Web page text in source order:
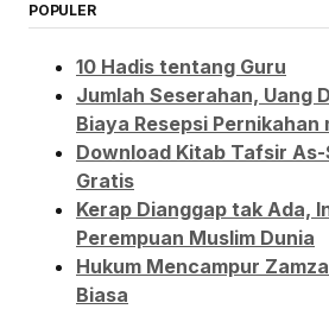
POPULER
10 Hadis tentang Guru
Jumlah Seserahan, Uang
Biaya Resepsi Pernikahan
Download Kitab Tafsir As-
Gratis
Kerap Dianggap tak Ada,
Perempuan Muslim Dunia
Hukum Mencampur
Biasa